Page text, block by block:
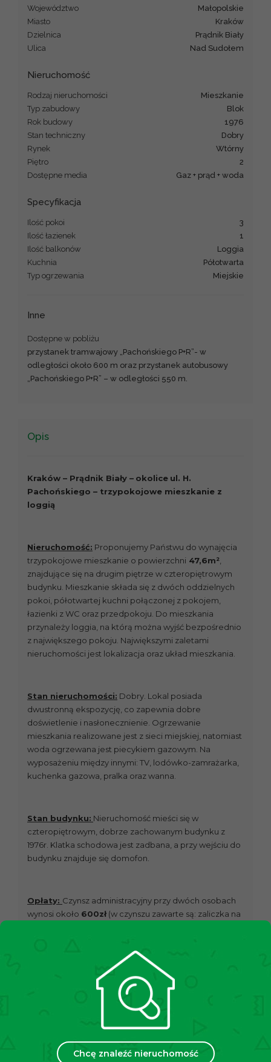
Chcę znaleźć nieruchomość
Województwo
małopolskie
Miasto
Kraków
Dzielnica
Prądnik Biały
Ulica
Nad Sudołem
Nieruchomość
Rodzaj nieruchomości
mieszkanie
Typ zabudowy
blok
Rok budowy
1976
Stan techniczny
Dobry
Rynek
Wtórny
Piętro
2
Dostępne media
Gaz + prąd + woda
Specyfikacja
Ilość pokoi
3
Ilość łazienek
1
Ilość balkonów
Loggia
Kuchnia
półotwarta
Typ ogrzewania
Miejskie
Inne
Dostępne w pobliżu
przystanek tramwajowy „Pachońskiego P+R”- w
odległości około 600 m oraz przystanek autobusowy
„Pachońskiego P+R” – w odległości 550 m.
Opis
Kraków – Prądnik Biały – okolice ul. H.
Pachońskiego – trzypokojowe mieszkanie z
loggią
Nieruchomość: Proponujemy Państwu do wynajęcia
trzypokojowe mieszkanie o powierzchni 47,6m²
znajdujące się na drugim piętrze w czteropiętrowym
budynku. Mieszkanie składa się z dwóch oddzielnych
pokoi, półotwartej kuchni połączonej z pokojem,
łazienki z WC oraz przedpokoju. Do mieszkania
przynależy loggia, na którą można wyjść bezpośrednio
z największego pokoju. Największymi zaletami
nieruchomości jest lokalizacja oraz układ mieszkania.
Stan nieruchomości: Dobry. Lokal posiada
dwustronną ekspozycję, co zapewnia dobre
doświetlenie i nasłonecznienie. Ogrzewanie
mieszkania realizowane jest z sieci miejskiej, natomiast
woda ogrzewana jest piecykiem gazowym. Na
wyposażeniu między innymi: TV, lodówko-zamrażarka,
kuchenka gazowa, pralka oraz wanna.
Stan budynku: Nieruchomość mieści się w
czteropiętrowym, dobrze zachowanym budynku z
1976r. Klatka schodowa jest zadbana, a przy wejściu do
budynku znajduje się domofon.
Opłaty: Czynsz administracyjny przy dwóch osobach
wynosi około 600zł(w czynszu zawarte są: zaliczka na
zaliczka w wysokości 200zł na prąd i gaz oraz woda –
indywidualnie według zużycia.
W najbliższej lokalizacji znajduje się
przystanek tramwajowy „Pachońskiego P+R”- w
„Pachońskiego P+R” – w odległości 550 m., z których